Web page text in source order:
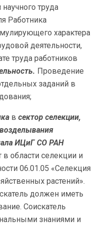
научного труда
Работника
характера
деятельности,
труда работников
Проведение
заданий в
в сектор селекции,
ИЦиГ СО РАН
в области селекции и
06.01.05 «Селекция
растений».
должен иметь
Соискатель
знаниями и